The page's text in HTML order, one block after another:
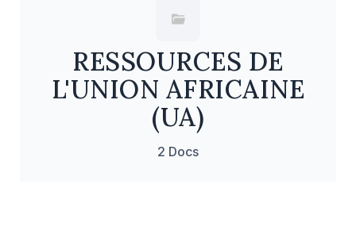
RESSOURCES DE
L'UNION AFRICAINE
(UA)
2 Docs